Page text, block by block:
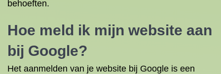
behoeften.
Hoe meld ik mijn website aan
bij Google?
Het aanmelden van je website bij Google is een